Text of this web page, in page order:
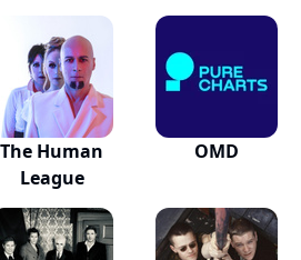
The Human
League
OMD